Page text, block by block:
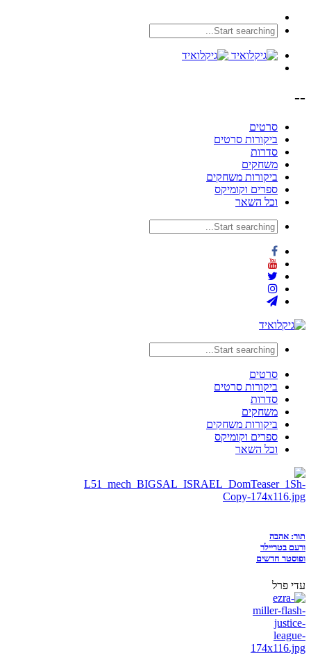
--
סרטים
ביקורות סרטים
סדרות
משחקים
ביקורות משחקים
ספרים וקומיקס
וכל השאר
סרטים
ביקורות סרטים
סדרות
משחקים
ביקורות משחקים
ספרים וקומיקס
וכל השאר
תור: אהבה
ורעם בטריילר
ופוסטר חדשים
עדי פרל